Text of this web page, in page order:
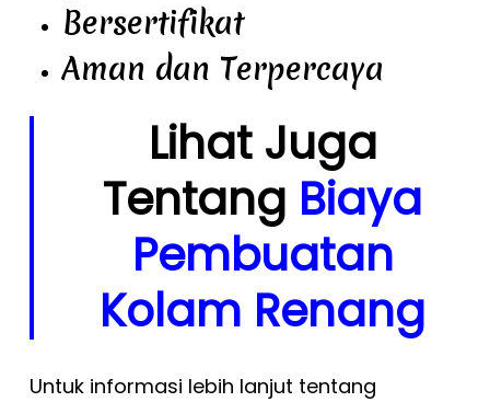
Bersertifikat
Aman dan Terpercaya
Lihat Juga
Tentang Biaya
Pembuatan
Kolam Renang
Untuk informasi lebih lanjut tentang